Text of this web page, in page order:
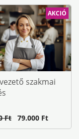
AKCIÓ
szakmai
Ft 79.000 Ft